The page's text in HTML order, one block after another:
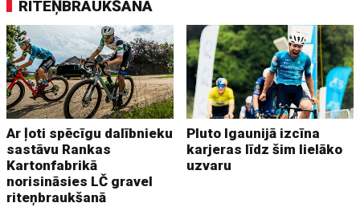
RITEŅBRAUKŠANA
Ar ļoti spēcīgu dalībnieku
sastāvu Rankas
Kartonfabrikā
norisināsies LČ gravel
riteņbraukšanā
Pluto Igaunijā izcīna
karjeras līdz šim lielāko
uzvaru